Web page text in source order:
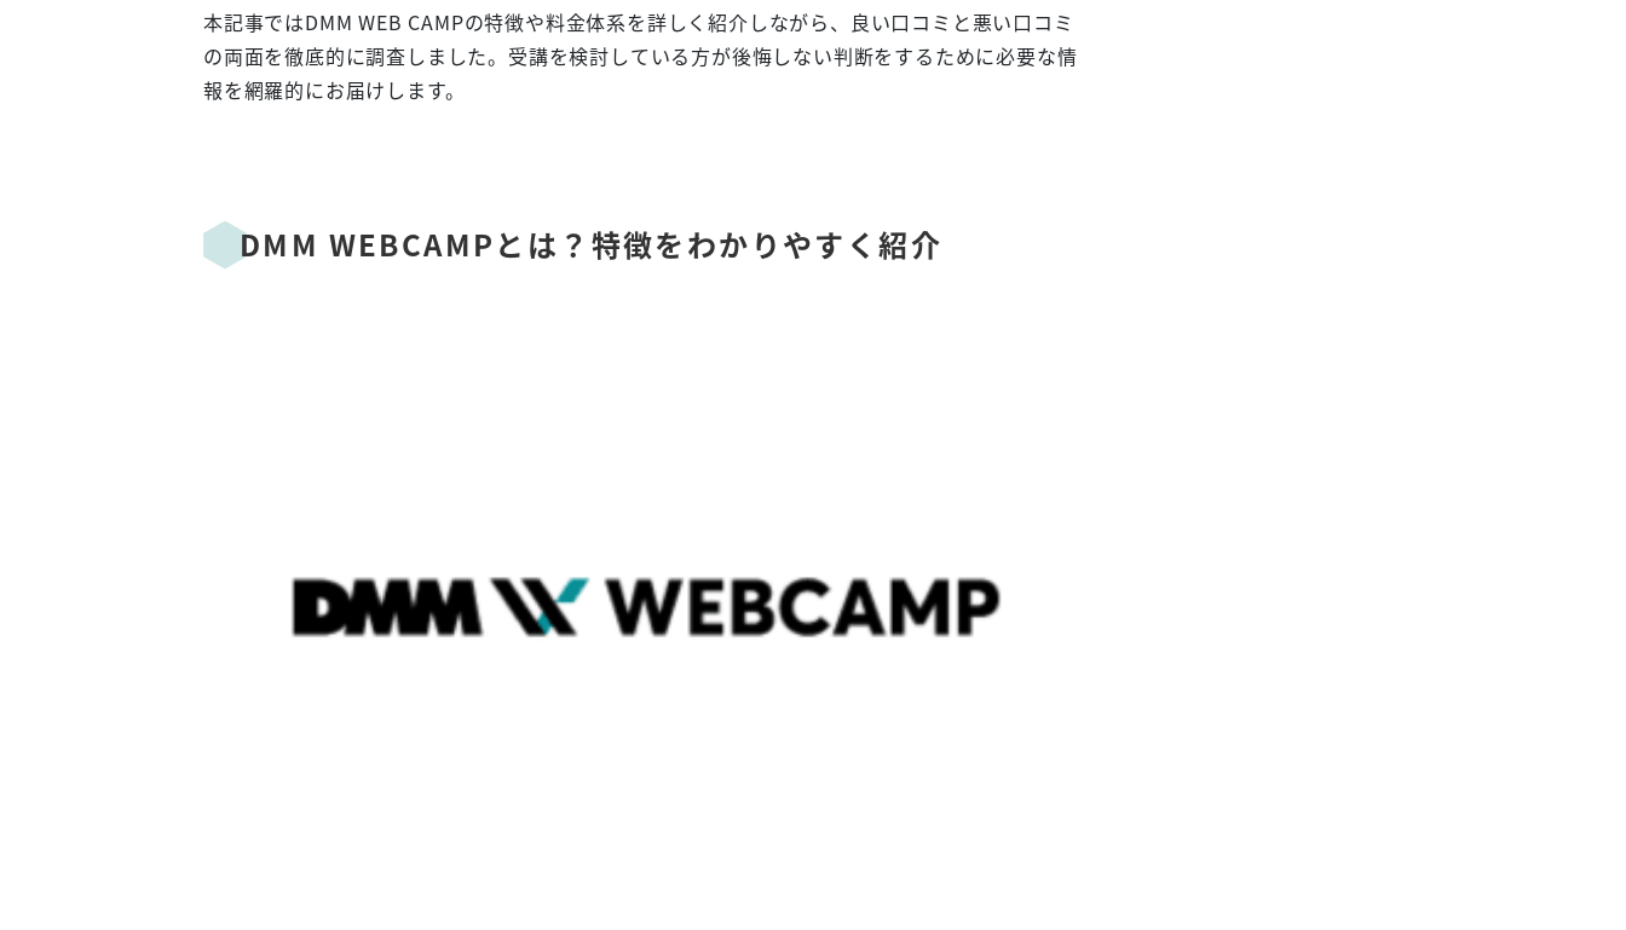
本記事ではDMM WEB CAMPの特徴や料金体系を詳しく紹介しながら、良い口コミと悪い口コミ
の両面を徹底的に調査しました。受講を検討している方が後悔しない判断をするために必要な情
報を網羅的にお届けします。
DMM WEBCAMPとは？特徴をわかりやすく紹介